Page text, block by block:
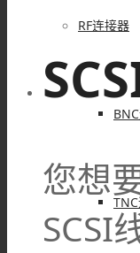
RF连接器
您想
SCSI